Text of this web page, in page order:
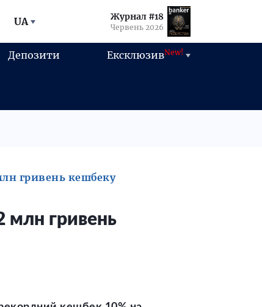
UA Журнал #18
Червень 2026
Депозити ЕксклюзивNew!
гривень кешбеку
млн гривень